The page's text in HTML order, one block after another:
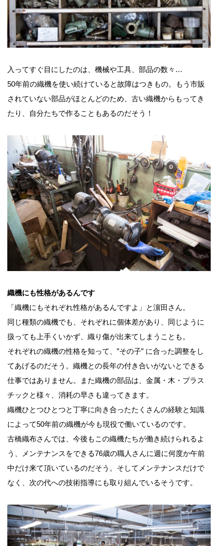
入ってすぐ目にしたのは、機械や工具、部品の数々…
50年前の織機を使い続けていると故障はつきもの。もう市販
されていない部品がほとんどのため、古い織機からもってき
たり、自分たちで作ることもあるのだそう！
織機にも性格があるんです
「織機にもそれぞれ性格があるんですよ」と濵田さん。
同じ種類の織機でも、それぞれに個体差があり、同じように
扱っても上手くいかず、織り傷が出来てしまうことも。
それぞれの織機の性格を知って、”その子” に合った調整をし
てあげるのだそう。織機との長年の付き合いがないとできる
仕事ではありません。また織機の部品は、金属・木・プラス
チックと様々、消耗の早さも違ってきます。
織機ひとつひとつと丁寧に向き合ったたくさんの経験と知識
によって50年前の織機が今も現役で働いているのです。
古橋織布さんでは、今後もこの織機たちが働き続けられるよ
う、メンテナンスをできる76歳の職人さんに週に何度か午前
中だけ来て頂いているのだそう。そしてメンテナンスだけで
なく、次の代への技術指導にも取り組んでいるそうです。